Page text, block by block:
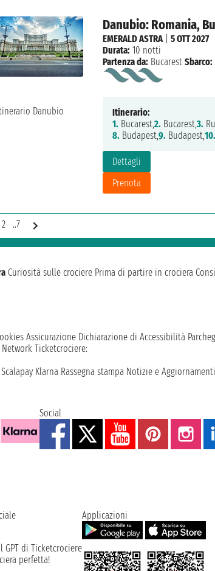
Danubio: Romania,
Dettagli
Prenota
EMERALD ASTRA| 5 OTT 2027
Durata: 10 notti
Partenza da: Bucarest Sbarco:
Itinerario:
1. Bucarest,2. Bucarest,3.
8. Budapest,9. Budapest,10.
2 ..7
Curiosità sulle crociere Prima di partire in crociera
Assicurazione Dichiarazione di Accessibilità
Network Ticketcrociere:
Scalapay Klarna Rassegna stampa Notizie e
Social
GPT di Ticketcrociere
perfetta!
Applicazioni